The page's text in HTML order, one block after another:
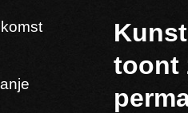
toont